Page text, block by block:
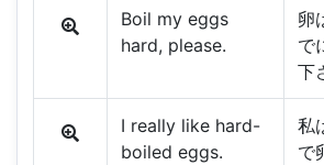
Boil my eggs
hard, please.
卵
で
下
I really like hard-
boiled eggs.
私
で